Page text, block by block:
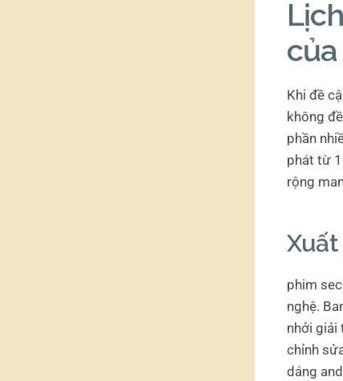
Khi đề
không
phần
phát từ
rộng
phim
nghệ.
nhởi giải
chỉnh
dáng